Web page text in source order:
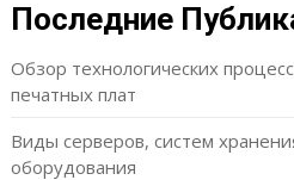
Последние
Обзор технологических
печатных плат
Виды серверов, систем
оборудования